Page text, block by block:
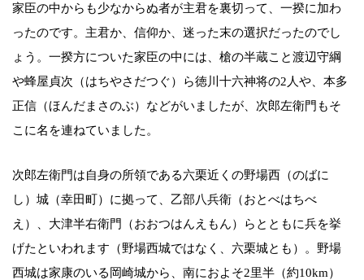
家臣の中からも少なからぬ者が主君を裏切って、一揆に加わ
ったのです。主君か、信仰か、迷った末の選択だったのでし
ょう。一揆方についた家臣の中には、槍の半蔵こと渡辺守綱
や蜂屋貞次（はちやさだつぐ）ら徳川十六神将の2人や、本多
正信（ほんだまさのぶ）などがいましたが、次郎左衛門もそ
こに名を連ねていました。
次郎左衛門は自身の所領である六栗近くの野場西（のばに
し）城（幸田町）に拠って、乙部八兵衛（おとべはちべ
え）、大津半右衛門（おおつはんえもん）らとともに兵を挙
げたといわれます（野場西城ではなく、六栗城とも）。野場
西城は家康のいる岡崎城から、南におよそ2里半（約10km）